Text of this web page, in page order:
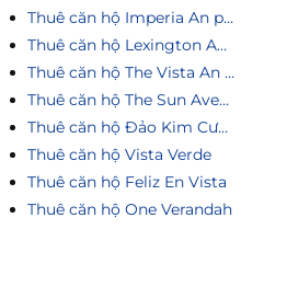
Thuê căn hộ Imperia An phú
Thuê căn hộ Lexington An Phú
Thuê căn hộ The Vista An Phú
Thuê căn hộ The Sun Avenue
Thuê căn hộ Đảo Kim Cương
Thuê căn hộ Vista Verde
Thuê căn hộ Feliz En Vista
Thuê căn hộ One Verandah